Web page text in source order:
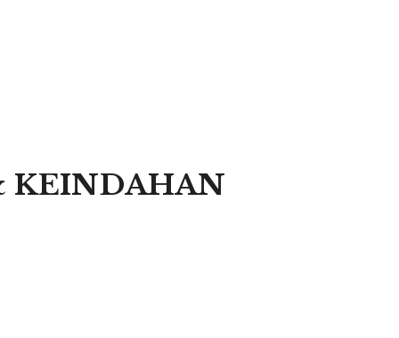
KEINDAHAN